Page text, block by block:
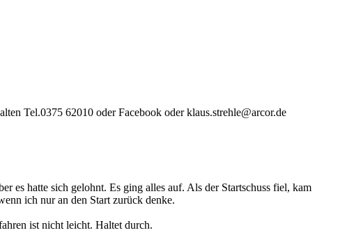
Tel.0375 62010 oder Facebook oder klaus.strehle@arcor.de
es hatte sich gelohnt. Es ging alles auf. Als der Startschuss fiel, kam
ich nur an den Start zurück denke.
ist nicht leicht. Haltet durch.